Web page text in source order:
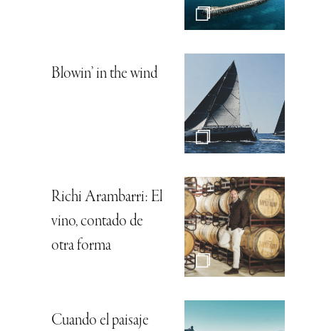
Blowin’ in the wind
Richi Arambarri: El
vino, contado de
otra forma
Cuando el paisaje